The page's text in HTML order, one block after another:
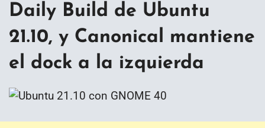
Daily Build de Ubuntu
21.10, y Canonical mantiene
el dock a la izquierda